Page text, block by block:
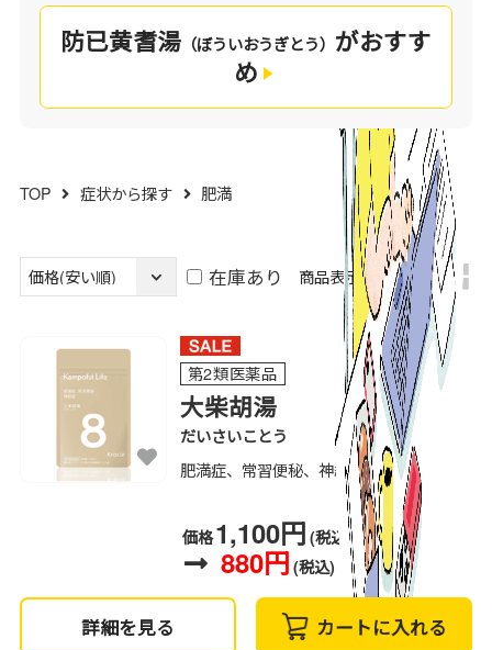
防已黄耆湯 （ぼういおうぎとう） がおすす
め
TOP 症状から探す 肥満
在庫あり 商品表示方法：
第2類医薬品
大柴胡湯
だいさいことう
肥満症、常習便秘、神経症
価格1,100円 (税込)
880円 (税込)
詳細を見る カートに入れる